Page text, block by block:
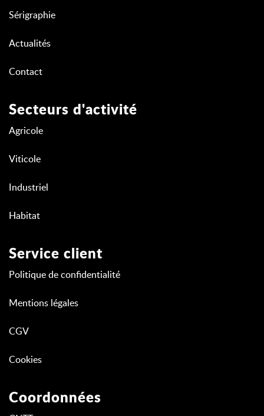
Sérigraphie
Actualités
Contact
Secteurs d'activité
Agricole
Viticole
Industriel
Habitat
Service client
Politique de confidentialité
Mentions légales
CGV
Cookies
Coordonnées